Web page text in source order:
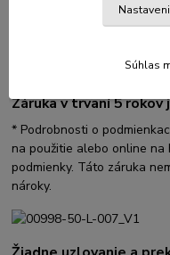
Záruka v trvaní 5
* Podrobnosti o
na použitie alebo online
podmienky. Táto záruka
nároky.
Súhlas